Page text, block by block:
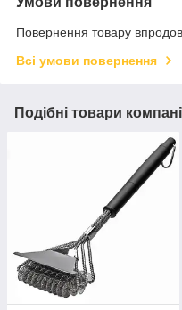
Повернення товару
Всі умови повернення
Подібні товари